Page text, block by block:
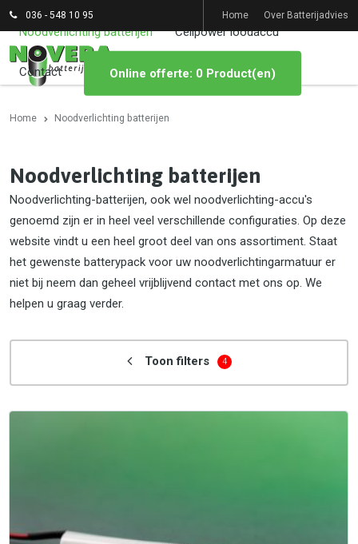
036 - 548 10 95 Home Over Batterijadvies
Noodverlichting batterijen Cellpower loodaccu
Contact Online offerte: 0 Product(en)
Home Noodverlichting batterijen
Noodverlichting batterijen
Noodverlichting-batterijen, ook wel noodverlichting-accu's
genoemd zijn er in heel veel verschillende configuraties. Op deze
website vindt u een heel groot deel van ons assortiment. Staat
het gewenste batterypack voor uw noodverlichtingarmatuur er
niet bij neem dan geheel vrijblijvend contact met ons op. We
helpen u graag verder.
Toon filters 4